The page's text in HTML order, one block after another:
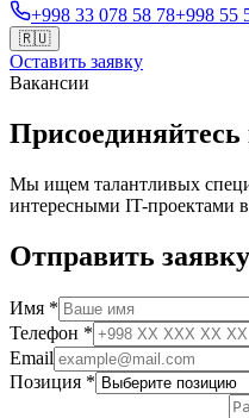
+998 33 078 58 78+998 55
🇷🇺
Оставить заявку
Вакансии
Присоединяйтесь
Мы ищем талантливых
интересными IT-проектами
Отправить заявку
Имя *
Телефон *
Email
Позиция *